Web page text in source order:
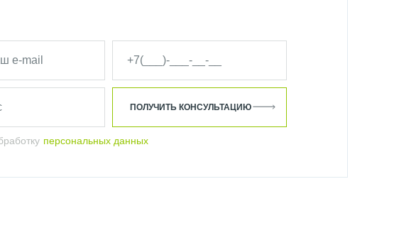
800Х400 СУНЕРЖА ЗОЛОТОЙ
БЕЗ ПОКРЫТИЯ СУНЕРЖА
ВОДЯНОЙ 600Х600 СУНЕРЖА
персональных данных
ПОЛУЧИТЬ КОНСУЛЬТАЦИЮ